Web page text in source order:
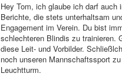
Hey Tom, ich glaube ich darf auch
Berichte, die stets unterhaltsam
Engagement im Verein. Du bist
schlechteren Blindis zu trainieren.
diese Leit- und Vorbilder.
noch unseren Mannschaftssport
Leuchtturm.